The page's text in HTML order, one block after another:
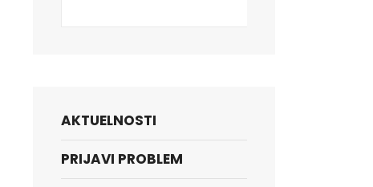
AKTUELNOSTI
PRIJAVI PROBLEM